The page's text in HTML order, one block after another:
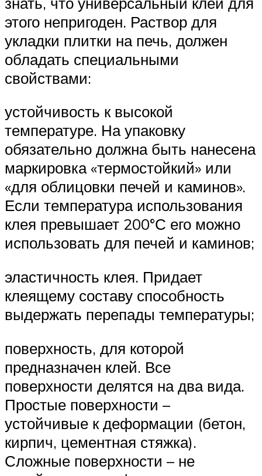
этого непригоден. Раствор для
укладки плитки на печь, должен
обладать специальными
свойствами:
устойчивость к высокой
температуре. На упаковку
обязательно должна быть нанесена
маркировка «термостойкий» или
«для облицовки печей и каминов».
Если температура использования
клея превышает 200°С его можно
использовать для печей и каминов;
эластичность клея. Придает
клеящему составу способность
выдержать перепады температуры;
поверхность, для которой
предназначен клей. Все
поверхности делятся на два вида.
Простые поверхности –
устойчивые к деформации (бетон,
кирпич, цементная стяжка).
Сложные поверхности – не